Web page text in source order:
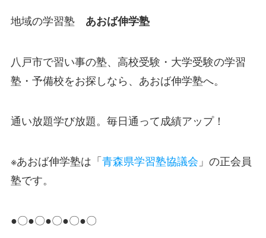
地域の学習塾 あおば伸学塾
八戸市で習い事の塾、高校受験・大学受験の学習
塾・予備校をお探しなら、あおば伸学塾へ。
通い放題学び放題。毎日通って成績アップ！
※あおば伸学塾は「青森県学習塾協議会 」の正会員
塾です。
●〇●〇●〇●〇●〇